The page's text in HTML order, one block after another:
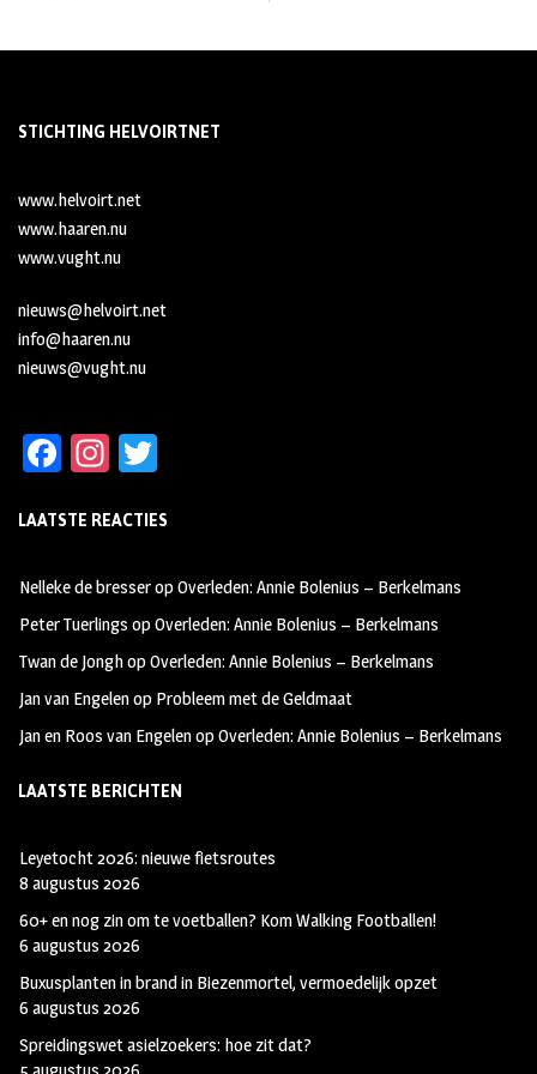
STICHTING HELVOIRTNET
www.helvoirt.net
www.haaren.nu
www.vught.nu
nieuws@helvoirt.net
info@haaren.nu
nieuws@vught.nu
Fa
b
oo
k
In
ag
m
tt
LAATSTE REACTIES
Nelleke de bresseropOverleden: Annie Bolenius – Berkelmans
Peter Tuerlings opOverleden: Annie Bolenius – Berkelmans
Twan de JonghopOverleden: Annie Bolenius – Berkelmans
Jan van Engelenop Probleem met de Geldmaat
Jan en Roos van EngelenopOverleden: Annie Bolenius – Berkelmans
LAATSTE BERICHTEN
Leyetocht 2026: nieuwe fietsroutes
8 augustus 2026
60+ en nog zin om te voetballen? Kom Walking Footballen!
6 augustus 2026
Buxusplanten in brand in Biezenmortel, vermoedelijk opzet
6 augustus 2026
Spreidingswet asielzoekers: hoe zit dat?
5 augustus 2026